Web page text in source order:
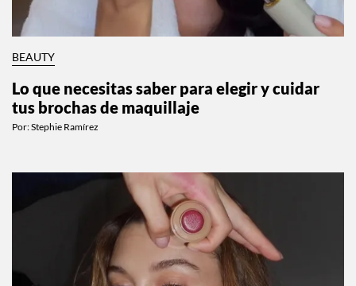
BEAUTY
Lo que necesitas saber para elegir y cuidar
tus brochas de maquillaje
Por:Stephie Ramírez